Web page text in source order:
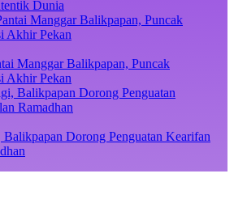
Dunia
Manggar Balikpapan, Puncak
Akhir Pekan
Dorong Penguatan Kearifan